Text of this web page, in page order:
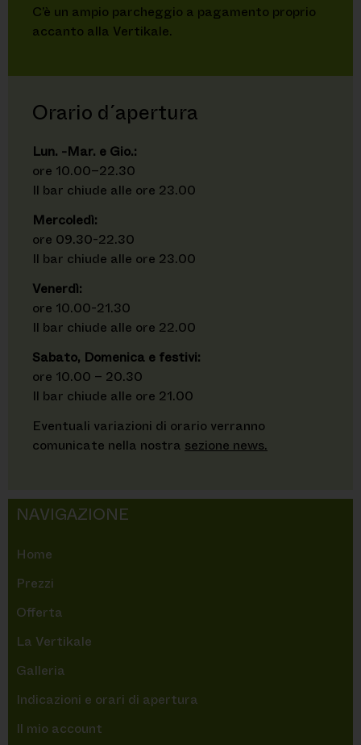
C’è un ampio parcheggio a pagamento proprio
accanto alla Vertikale.
Orario d´apertura
Lun. -Mar. e Gio.:
ore 10.00–22.30
Il bar chiude alle ore 23.00
Mercoledì:
ore 09.30-22.30
Il bar chiude alle ore 23.00
Venerdì:
ore 10.00-21.30
Il bar chiude alle ore 22.00
Sabato, Domenica e festivi:
ore 10.00 – 20.30
Il bar chiude alle ore 21.00
Eventuali variazioni di orario verranno
comunicate nella nostra sezione news.
NAVIGAZIONE
Home
Prezzi
Offerta
La Vertikale
Galleria
Indicazioni e orari di apertura
Il mio account